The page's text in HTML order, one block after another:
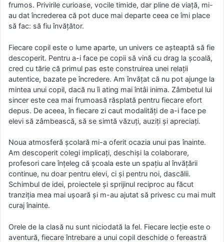
frumos. Privirile curioase, vocile timide, dar pline de viață, mi-
au dat încrederea că pot duce mai departe ceea ce îmi place
să fac: să fiu învățător.
Fiecare copil este o lume aparte, un univers ce așteaptă să fie
descoperit. Pentru a-i face pe copii să vină cu drag la școală,
cred cu tărie că primul pas este construirea unei relații
autentice, bazate pe încredere. Am învățat că nu pot ajunge la
mintea unui copil, dacă nu îi ating mai întâi inima. Zâmbetul lui
sincer este cea mai frumoasă răsplată pentru fiecare efort
depus. De aceea, în fiecare zi caut modalități de a-i face pe
elevi să zâmbească, să se simtă văzuți, auziți și apreciați.
Noua atmosferă școlară mi-a oferit ocazia unui pas înainte.
Am descoperit colegi implicați, deschiși la colaborare,
profesori care înțeleg că școala este un spațiu al învățării
continue, nu doar pentru elevi, ci și pentru noi, dascălii.
Schimbul de idei, proiectele și sprijinul reciproc au făcut
tranziția mea mai ușoară și m-au ajutat să privesc cu mai mult
curaj înainte.
Orele de la clasă nu sunt niciodată la fel. Fiecare lecție este o
aventură, fiecare întrebare a unui copil deschide o fereastră